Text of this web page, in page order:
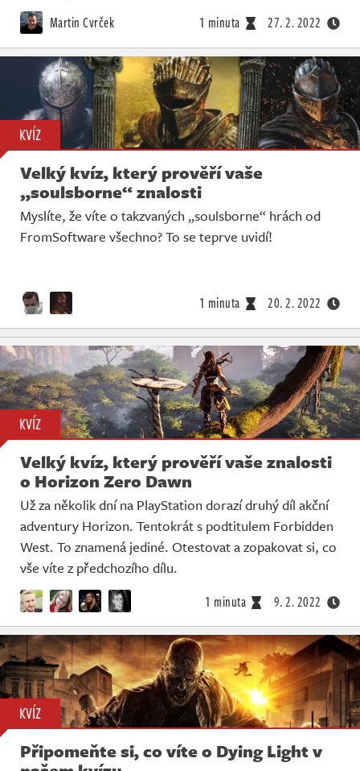
Martin Cvrček 1 minuta 27. 2. 2022
KVÍZ
Velký kvíz, který prověří vaše
„soulsborne“ znalosti
Myslíte, že víte o takzvaných „soulsborne“ hrách od
FromSoftware všechno? To se teprve uvidí!
1 minuta 20. 2. 2022
KVÍZ
Velký kvíz, který prověří vaše znalosti
o Horizon Zero Dawn
Už za několik dní na PlayStation dorazí druhý díl akční
adventury Horizon. Tentokrát s podtitulem Forbidden
West. To znamená jediné. Otestovat a zopakovat si, co
vše víte z předchozího dílu.
1 minuta 9. 2. 2022
KVÍZ
Připomeňte si, co víte o Dying Light v